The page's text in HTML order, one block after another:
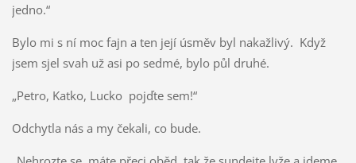
jedno.“
Bylo mi s ní moc fajn a ten její úsměv byl nakažlivý. Když
jsem sjel svah už asi po sedmé, bylo půl druhé.
„Petro, Katko, Lucko pojďte sem!“
Odchytla nás a my čekali, co bude.